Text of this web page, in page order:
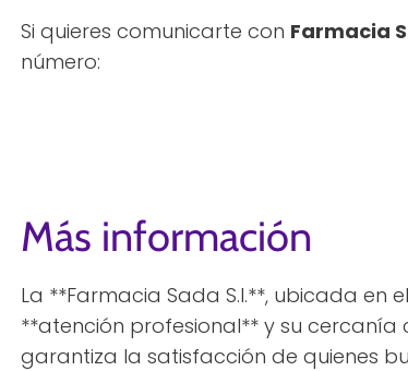
Si quieres comunicarte con Farmacia
número:
Más información
La **Farmacia Sada S.I.**, ubicada
**atención profesional** y su cercanía
garantiza la satisfacción de quienes